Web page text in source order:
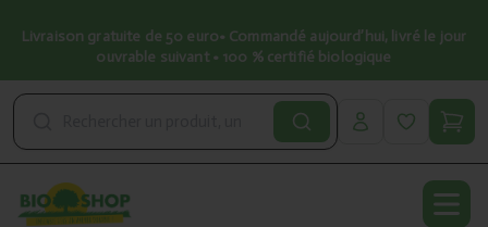
Livraison gratuite de 50 euro• Commandé aujourd’hui, livré le jour
ouvrable suivant • 100 % certifié biologique